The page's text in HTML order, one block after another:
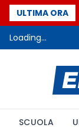
ULTIMA ORA
“Noi siamo
Loading...
SCUOLA